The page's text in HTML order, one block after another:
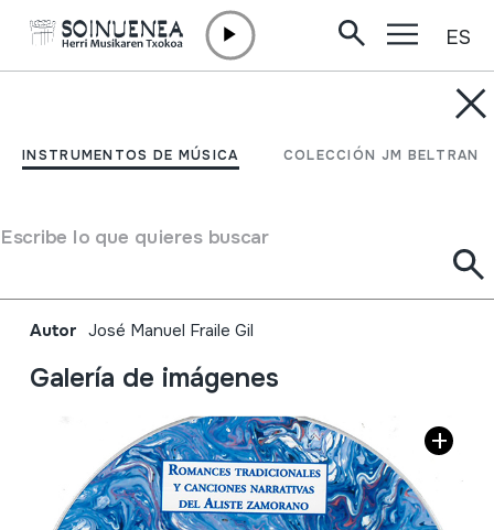
INSTRUMENTOS DE MÚSICA COLECCIÓN JM BELTRAN
Escribe lo que quieres buscar
ES
Romances tradicionales
del Aliste zamorano. CD 1
Autor José Manuel Fraile Gil
Galería de imágenes